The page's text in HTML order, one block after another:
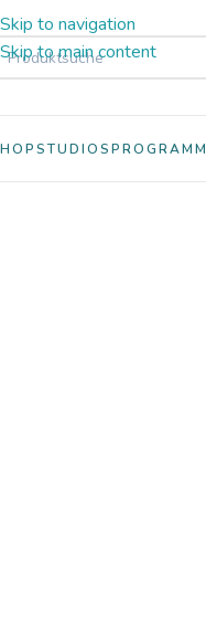
Skip to navigation
Skip to main content
STUDIOSPROGRAMM